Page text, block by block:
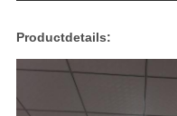
Productdetails: